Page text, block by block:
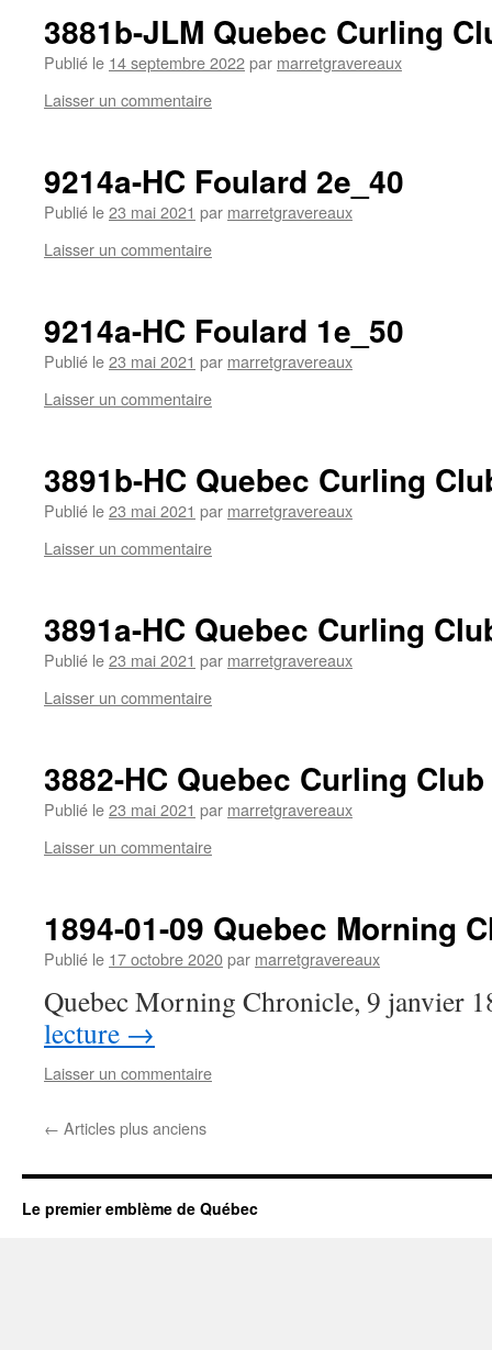
3881b-JLM Quebec Curling
Publié le 14 septembre 2022par marretgravereaux
Laisser un commentaire
9214a-HC Foulard 2e_40
Publié le23 mai 2021 par marretgravereaux
Laisser un commentaire
9214a-HC Foulard 1e_50
Publié le23 mai 2021 par marretgravereaux
Laisser un commentaire
3891b-HC Quebec Curling
Publié le23 mai 2021 par marretgravereaux
Laisser un commentaire
3891a-HC Quebec Curling
Publié le23 mai 2021 par marretgravereaux
Laisser un commentaire
3882-HC Quebec Curling
Publié le23 mai 2021 par marretgravereaux
Laisser un commentaire
1894-01-09 Quebec Morning
Publié le 17 octobre 2020par marretgravereaux
Quebec Morning Chronicle, 9 janvier
lecture →
Laisser un commentaire
← Articles plus anciens
Le premier emblème de Québec